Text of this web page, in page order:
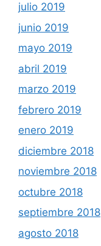
julio 2019
junio 2019
mayo 2019
abril 2019
marzo 2019
febrero 2019
enero 2019
diciembre 2018
noviembre 2018
octubre 2018
septiembre 2018
agosto 2018